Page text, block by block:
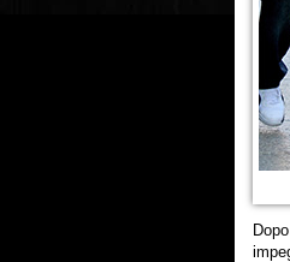
Dopo